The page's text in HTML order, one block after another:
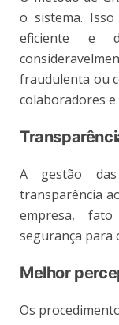
o sistema.
eficiente e
fraudulenta ou
colaboradores
A gestão das
transparência
empresa,
segurança para
Melhor
Os